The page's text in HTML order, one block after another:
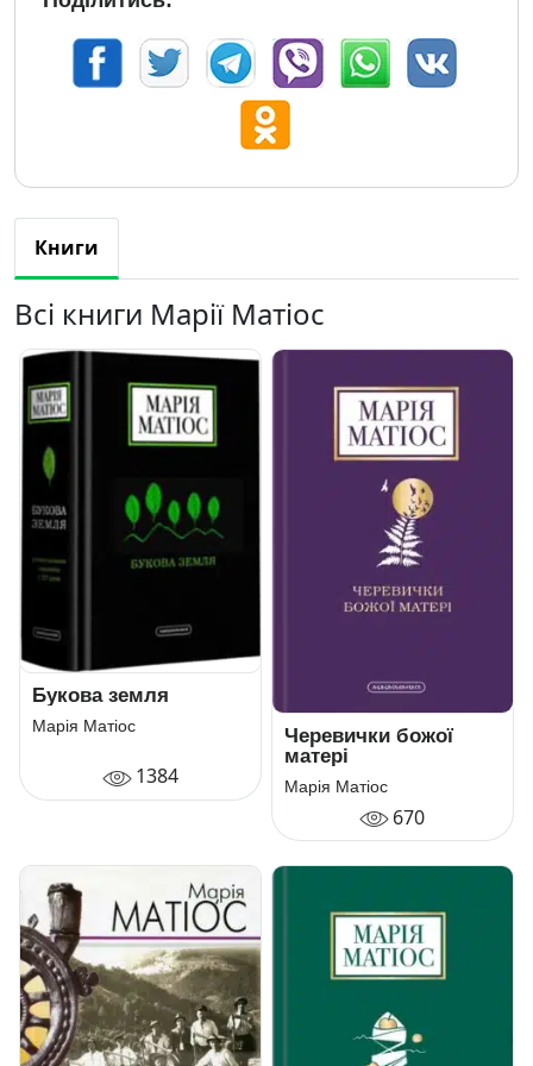
Книги
Всі книги Марії Матіос
Букова земля
Марія Матіос
1384
Черевички божої
матері
Марія Матіос
670